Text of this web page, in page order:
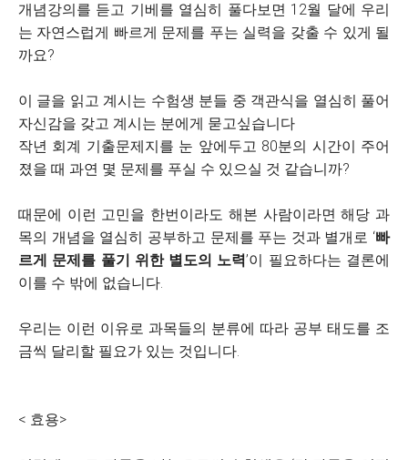
개념강의를 듣고 기베를 열심히 풀다보면 12월 달에 우리
는 자연스럽게 빠르게 문제를 푸는 실력을 갖출 수 있게 될
까요?
이 글을 읽고 계시는 수험생 분들 중 객관식을 열심히 풀어
자신감을 갖고 계시는 분에게 묻고싶습니다
작년 회계 기출문제지를 눈 앞에두고 80분의 시간이 주어
졌을 때 과연 몇 문제를 푸실 수 있으실 것 같습니까?
때문에 이런 고민을 한번이라도 해본 사람이라면 해당 과
목의 개념을 열심히 공부하고 문제를 푸는 것과 별개로 ‘빠
르게 문제를 풀기 위한 별도의 노력’이 필요하다는 결론에
이를 수 밖에 없습니다.
우리는 이런 이유로 과목들의 분류에 따라 공부 태도를 조
금씩 달리할 필요가 있는 것입니다.
< 효용>